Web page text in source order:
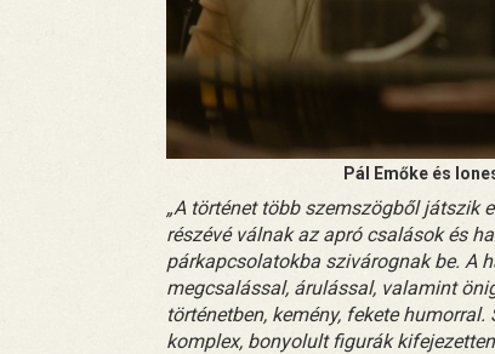
Pál Emőke és
„A történet több szemszögből játszik
részévé válnak az apró csalások és
párkapcsolatokba szivárognak be. A
megcsalással, árulással, valamint
történetben, kemény, fekete
komplex, bonyolult figurák